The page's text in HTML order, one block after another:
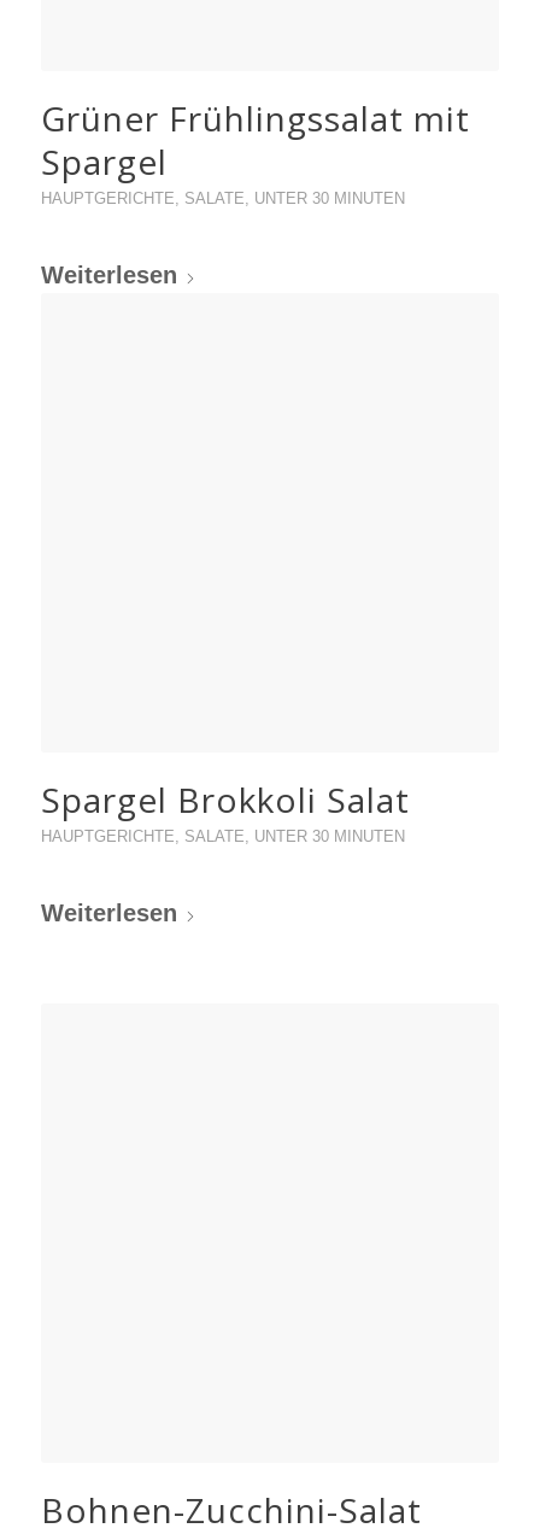
Grüner Frühlingssalat mit
Spargel
HAUPTGERICHTE, SALATE, UNTER 30 MINUTEN
Weiterlesen
Spargel Brokkoli Salat
HAUPTGERICHTE, SALATE, UNTER 30 MINUTEN
Weiterlesen
Bohnen-Zucchini-Salat